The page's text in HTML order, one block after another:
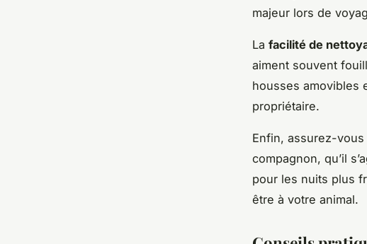
majeur lors de
La facilité de
aiment souvent
housses amovibles
propriétaire.
Enfin, assurez-
compagnon, qu’il
pour les nuits plus
être à votre animal.